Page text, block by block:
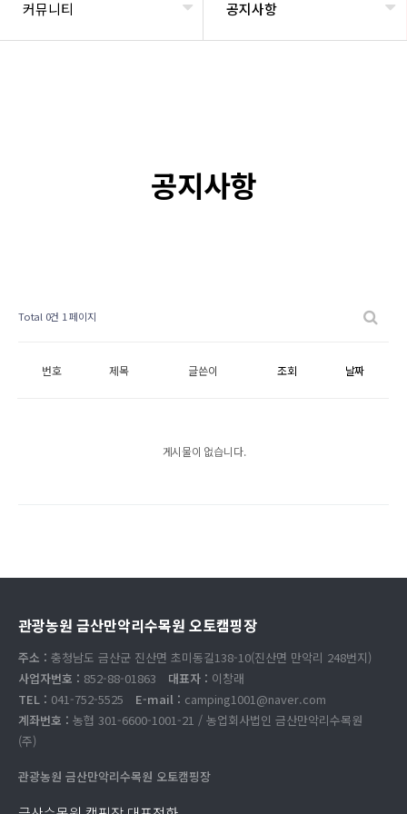
커뮤니티 공지사항
공지사항
Total 0건 1 페이지
번호 제목 글쓴이 조회 날짜
게시물이 없습니다.
관광농원 금산만악리수목원 오토캠핑장
주소 : 충청남도 금산군 진산면 초미동길138-10(진산면 만악리 248번지)
사업자번호 : 852-88-01863 대표자 : 이창래
TEL : 041-752-5525 E-mail : camping1001@naver.com
계좌번호 : 농협 301-6600-1001-21 / 농업회사법인 금산만악리수목원
(주)
관광농원 금산만악리수목원 오토캠핑장